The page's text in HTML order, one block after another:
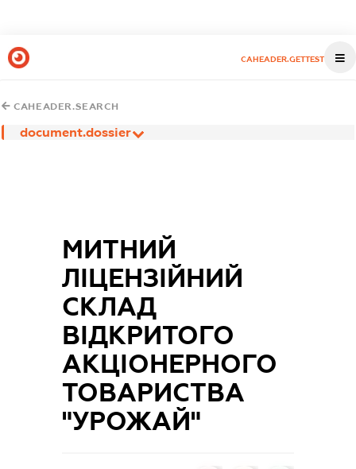
CAHEADER.GETTEST
CAHEADER.SEARCH
document.dossier
МИТНИЙ
ЛІЦЕНЗІЙНИЙ
СКЛАД
ВІДКРИТОГО
АКЦІОНЕРНОГО
ТОВАРИСТВА
"УРОЖАЙ"